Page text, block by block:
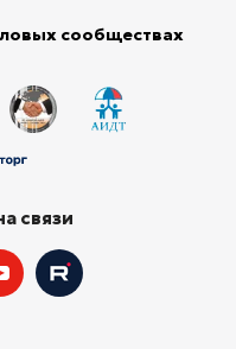
сообществах
связи